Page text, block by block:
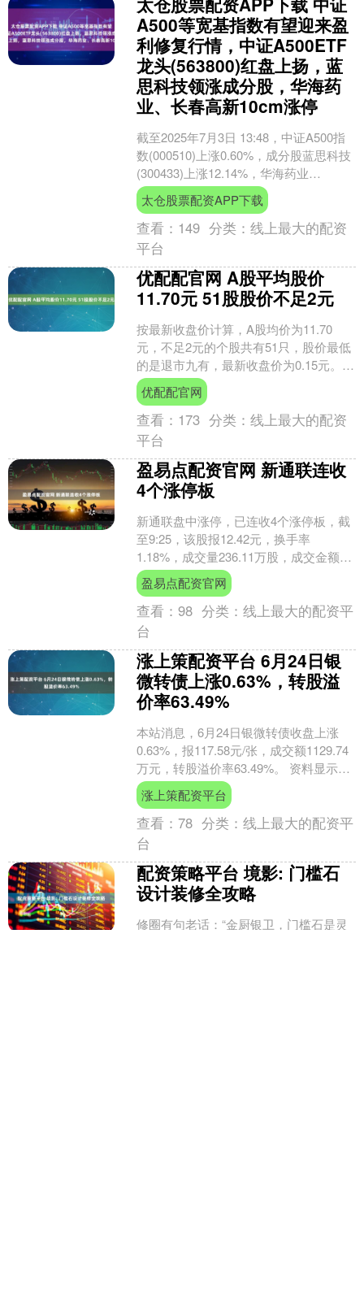
A500等宽基指数有望迎来盈
利修复行情，中证A500ETF
龙头(563800)红盘上扬，蓝
思科技领涨成分股，华海药
业、长春高新10cm涨停
截至2025年7月3日 13:48，中证A500指
数(000510)上涨0.60%，成分股蓝思科技
(300433)上涨12.14%，华海药业
(600521)、长....
太仓股票配资APP下载
查看： 149 分类：线上最大的配资
平台
优配配官网 A股平均股价
11.70元 51股股价不足2元
按最新收盘价计算，A股均价为11.70
元，不足2元的个股共有51只，股价最低
的是退市九有，最新收盘价为0.15元。
证券时报数据宝统计显示，截至6月27日
收盘，....
优配配官网
查看： 173 分类：线上最大的配资
平台
盈易点配资官网 新通联连收
4个涨停板
新通联盘中涨停，已连收4个涨停板，截
至9:25，该股报12.42元，换手率
1.18%，成交量236.11万股，成交金额
2932.42万元，涨停板封单金额为6.2....
盈易点配资官网
查看：98 分类：线上最大的配资平
台
涨上策配资平台 6月24日银
微转债上涨0.63%，转股溢
价率63.49%
本站消息，6月24日银微转债收盘上涨
0.63%，报117.58元/张，成交额1129.74
万元，转股溢价率63.49%。 资料显示，
银微转债信用级别为“A+”，....
涨上策配资平台
查看：78 分类：线上最大的配资平
台
配资策略平台 境影: 门槛石
设计装修全攻略
修圈有句老话：“金厨银卫，门槛石是灵